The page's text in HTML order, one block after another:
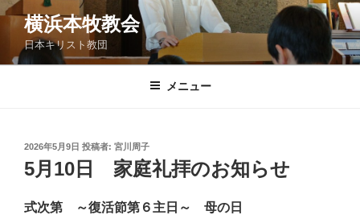
コ
ン
横浜本牧教会
日本キリスト教団
メニュー
投
稿
日:
2026年5月9日 投稿者: 宮川周子
5月10日 家庭礼拝のお知らせ
式次第 ～復活節第６ 主日～ 母の日